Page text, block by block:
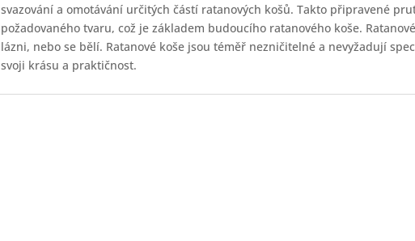
svazování a omotávání určitých částí ratanových košů. Takto připravené
požadovaného tvaru, což je základem budoucího ratanového koše.
lázni, nebo se bělí. Ratanové koše jsou téměř nezničitelné a nevyžadují
svoji krásu a praktičnost.